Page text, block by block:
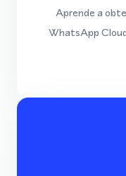
Aprende a
WhatsApp